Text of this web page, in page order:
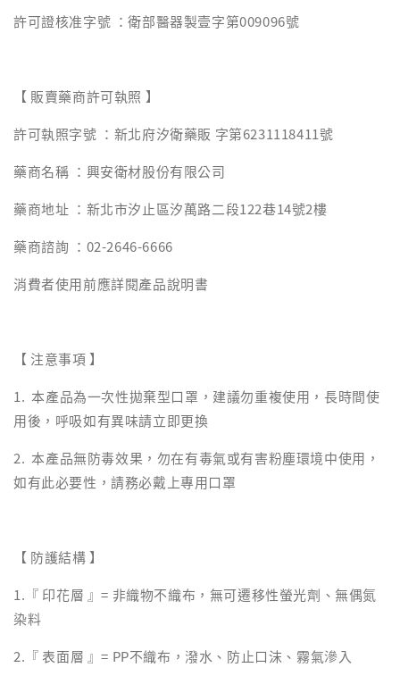
許可證核准字號 ：衛部醫器製壹字第009096號
【 販賣藥商許可執照 】
許可執照字號 ：新北府汐衛藥販 字第6231118411號
藥商名稱 ：興安衛材股份有限公司
藥商地址 ：新北市汐止區汐萬路二段122巷14號2樓
藥商諮詢 ：02-2646-6666
消費者使用前應詳閱產品說明書
【 注意事項 】
1. 本產品為一次性拋棄型口罩，建議勿重複使用，長時間使
用後，呼吸如有異味請立即更換
2. 本產品無防毒效果，勿在有毒氣或有害粉塵環境中使用，
如有此必要性，請務必戴上專用口罩
【 防護結構 】
1.『 印花層 』= 非織物不織布，無可遷移性螢光劑、無偶氮
染料
2.『 表面層 』= PP不織布，潑水、防止口沫、霧氣滲入